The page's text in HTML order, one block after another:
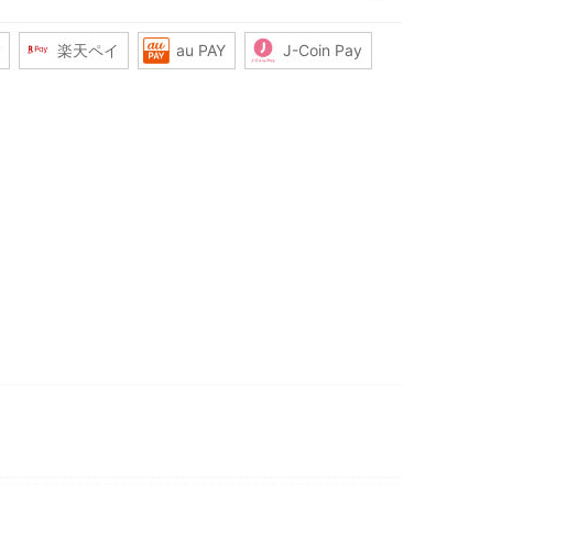
楽天ペイ au PAY J-Coin Pay